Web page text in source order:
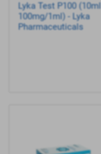
Lyka Test P100 (10ml
100mg/1ml) - Lyka
Pharmaceuticals